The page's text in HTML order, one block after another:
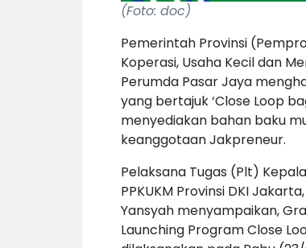
(Foto: doc)
Pemerintah Provinsi
Koperasi, Usaha Kecil dan
Perumda Pasar Jaya
yang bertajuk ‘Close Loop
menyediakan bahan baku
keanggotaan Jakpreneur.
Pelaksana Tugas (Plt)
PPKUKM Provinsi DKI
Yansyah menyampaikan,
Launching Program Close